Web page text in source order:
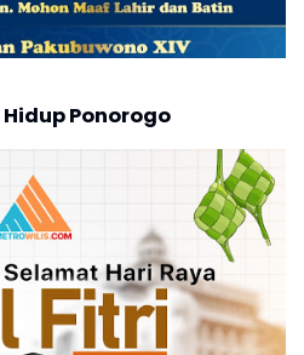
Ponorogo